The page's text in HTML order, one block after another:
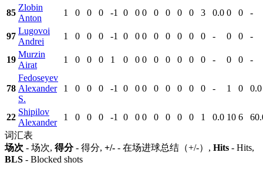
85
Zlobin
Anton
1 0 0 0 -1 0 0 0 0 0 0 0 3 0.0 0 0 -
97
Lugovoi
Andrei
1 0 0 0 -1 0 0 0 0 0 0 0 0 - 0 0 -
19
Murzin
Airat
1 0 0 0 1 0 0 0 0 0 0 0 0 - 0 0 -
78
Fedoseyev
Alexander
S.
1 0 0 0 -1 0 0 0 0 0 0 0 0 - 1 0 0.0
22
Shipilov
Alexander
1 0 0 0 -1 0 0 0 0 0 0 0 1 0.0 10 6
词汇表
场次 - 场次, 得分- 得分, +/- - 在场进球总结（+/-）, Hits - Hits,
BLS - Blocked shots